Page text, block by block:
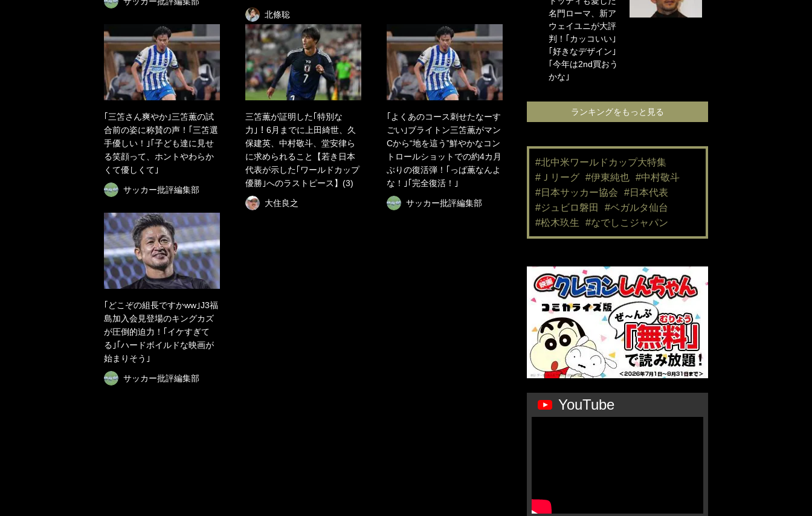
北條聡
｢三笘さん爽やか｣三笘薫の試
合前の姿に称賛の声！｢三笘選
手優しい！｣｢子ども達に見せ
る笑顔って、ホントやわらか
くて優しくて｣
サッカー批評編集部
三笘薫が証明した｢特別な
力｣！6月までに上田綺世、久
保建英、中村敬斗、堂安律ら
に求められること【若き日本
代表が示した｢ワールドカップ
優勝｣へのラストピース】(3)
大住良之
｢よくあのコース刺せたなーす
ごい｣ブライトン三笘薫がマン
Cから“地を這う”鮮やかなコン
トロールショットでの約4カ月
ぶりの復活弾！｢っぱ薫なんよ
な！｣｢完全復活！｣
サッカー批評編集部
｢どこぞの組長ですかww｣J3福
島加入会見登場のキングカズ
が圧倒的迫力！｢イケすぎて
る｣｢ハードボイルドな映画が
始まりそう｣
サッカー批評編集部
名門ローマ、新ア
ウェイユニが大評
判！｢カッコいい｣
｢好きなデザイン｣
｢今年は2nd買おう
かな｣
ランキングをもっと見る
#北中米ワールドカップ大特集
#Ｊリーグ #伊東純也 #中村敬斗
#日本サッカー協会
#日本代表
#ジュビロ磐田
#ベガルタ仙台
#松木玖生
#なでしこジャパン
YouTube